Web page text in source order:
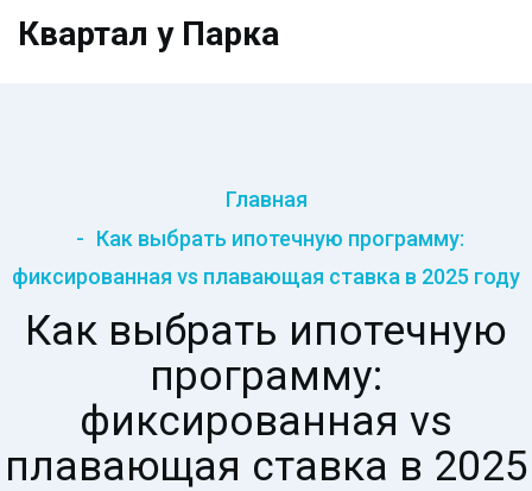
Квартал у Парка
Главная
Как выбрать ипотечную программу:
фиксированная vs плавающая ставка в 2025 году
Как выбрать ипотечную
программу:
фиксированная vs
плавающая ставка в 2025